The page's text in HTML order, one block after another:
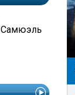
Самюэль